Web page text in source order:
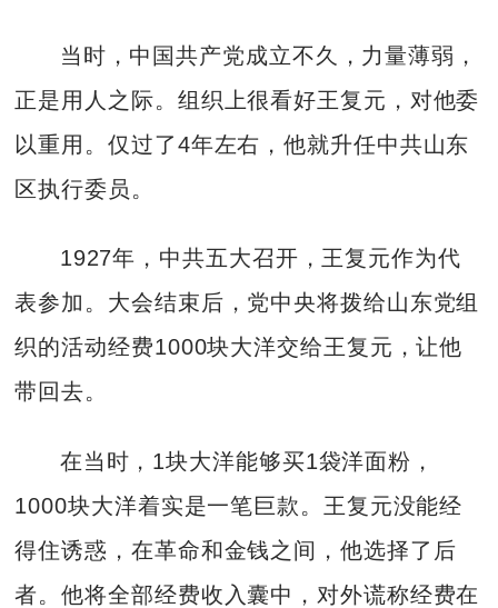
当时，中国共产党成立不久，力量薄弱，
正是用人之际。组织上很看好王复元，对他委
以重用。仅过了4年左右，他就升任中共山东
区执行委员。
1927年，中共五大召开，王复元作为代
表参加。大会结束后，党中央将拨给山东党组
织的活动经费1000块大洋交给王复元，让他
带回去。
在当时，1块大洋能够买1袋洋面粉，
1000块大洋着实是一笔巨款。王复元没能经
得住诱惑，在革命和金钱之间，他选择了后
者。他将全部经费收入囊中，对外谎称经费在